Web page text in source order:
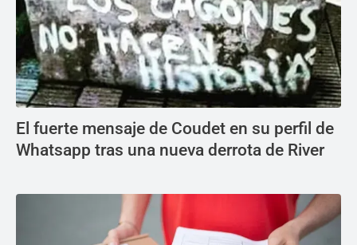
El fuerte mensaje de Coudet en su perfil de
Whatsapp tras una nueva derrota de River